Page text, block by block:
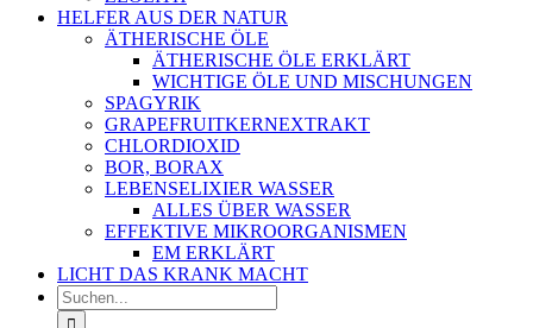
HELFER AUS DER NATUR
ÄTHERISCHE ÖLE
ÄTHERISCHE ÖLE ERKLÄRT
WICHTIGE ÖLE UND MISCHUNGEN
SPAGYRIK
GRAPEFRUITKERNEXTRAKT
CHLORDIOXID
BOR, BORAX
LEBENSELIXIER WASSER
ALLES ÜBER WASSER
EFFEKTIVE MIKROORGANISMEN
EM ERKLÄRT
LICHT DAS KRANK MACHT
Suche
nach: